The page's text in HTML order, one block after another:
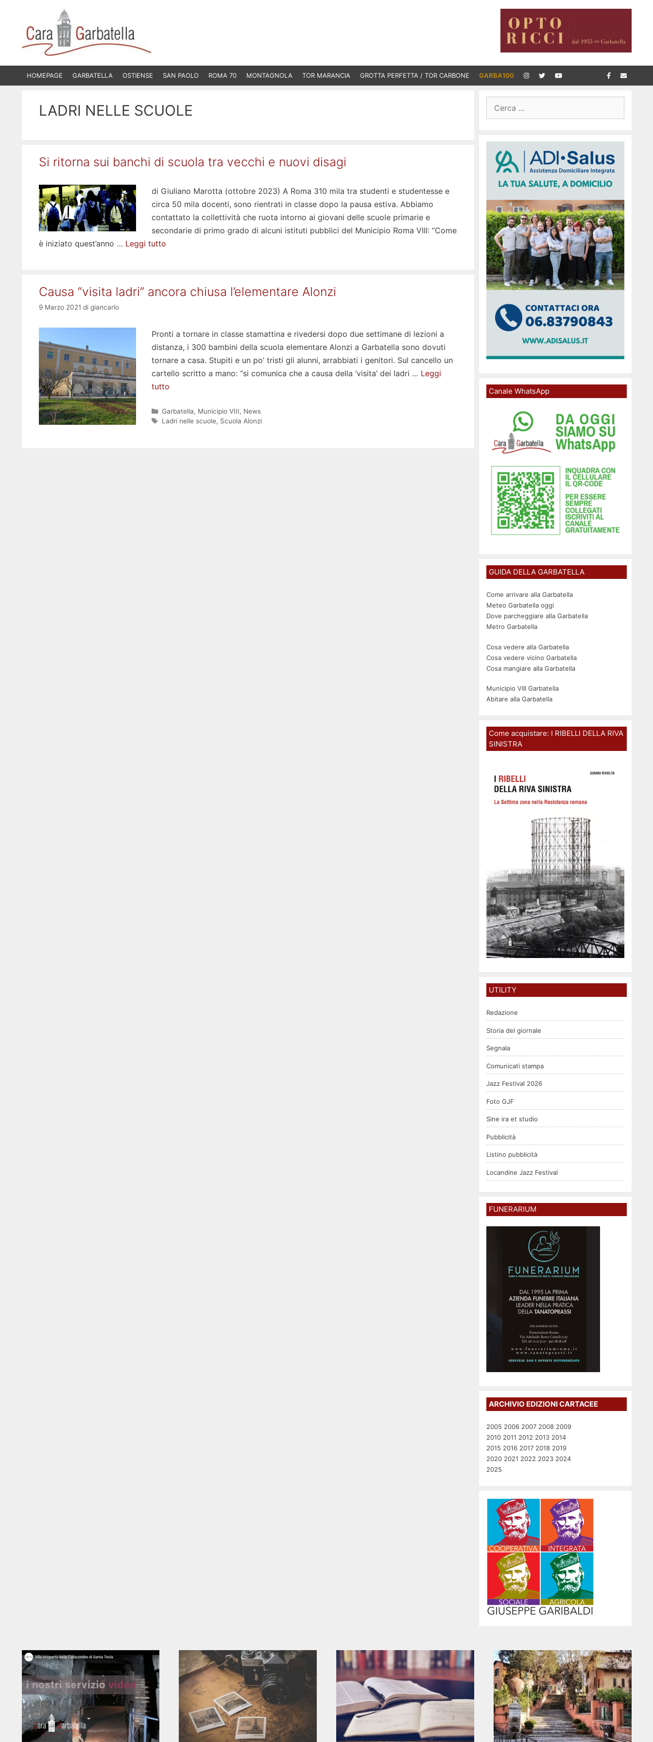
contenuto
HOMEPAGE GARBATELLA OSTIENSE SAN PAOLO ROMA 70 MONTAGNOLA TOR MARANCIA GROTTA PERFETTA / TOR CARBONE GARBA100
LADRI NELLE SCUOLE
Si ritorna sui banchi di scuola tra vecchi e nuovi disagi
di Giuliano Marotta (ottobre 2023) A Roma 310 mila tra studenti e studentesse e
circa 50 mila docenti, sono rientrati in classe dopo la pausa estiva. Abbiamo
contattato la collettività che ruota intorno ai giovani delle scuole primarie e
secondarie di primo grado di alcuni istituti pubblici del Municipio Roma VIII: “Come
è iniziato quest’anno … Leggi tutto
Causa “visita ladri” ancora chiusa l’elementare Alonzi
9 Marzo 2021 di giancarlo
Pronti a tornare in classe stamattina e rivedersi dopo due settimane di lezioni a
distanza, i 300 bambini della scuola elementare Alonzi a Garbatella sono dovuti
tornare a casa. Stupiti e un po’ tristi gli alunni, arrabbiati i genitori. Sul cancello un
cartello scritto a mano: “si comunica che a causa della ‘visita’ dei ladri … Leggi
tutto
Categorie
Garbatella, Municipio VIII, News
Tag
Ladri nelle scuole, Scuola Alonzi
per:
Canale WhatsApp
GUIDA DELLA GARBATELLA
Come arrivare alla Garbatella
Meteo Garbatella oggi
Dove parcheggiare alla Garbatella
Metro Garbatella
Cosa vedere alla Garbatella
Cosa vedere vicino Garbatella
Cosa mangiare alla Garbatella
Municipio VIII Garbatella
Abitare alla Garbatella
Come acquistare: I RIBELLI DELLA RIVA
SINISTRA
UTILITY
Redazione
Storia del giornale
Segnala
Comunicati stampa
Jazz Festival 2026
Foto GJF
Sine ira et studio
Pubblicità
Listino pubblicità
Locandine Jazz Festival
FUNERARIUM
ARCHIVIO EDIZIONI CARTACEE
2005 2006 2007 2008 2009
2010 2011 2012 2013 2014
2015 2016 2017 2018 2019
2020 2021 2022 2023 2024
2025